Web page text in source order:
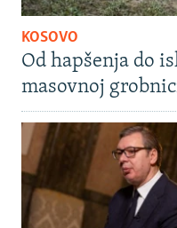
KOSOVO
Od hapšenja do
masovnoj